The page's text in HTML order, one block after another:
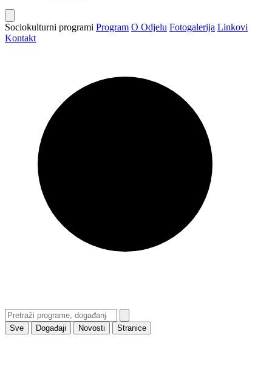
Sociokulturni programi Program O Odjelu Fotogalerija Linkovi
Kontakt
Sve Događaji Novosti Stranice